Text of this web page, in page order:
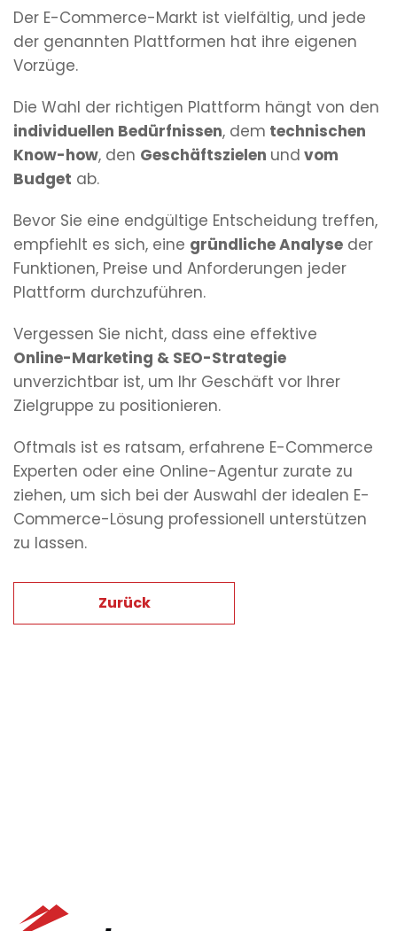
Der E-Commerce-Markt ist vielfältig, und jede
der genannten Plattformen hat ihre eigenen
Vorzüge.
Die Wahl der richtigen Plattform hängt von den
individuellen Bedürfnissen, dem technischen
Know-how, den Geschäftszielen und vom
Budget ab.
Bevor Sie eine endgültige Entscheidung treffen,
empfiehlt es sich, eine gründliche Analyse der
Funktionen, Preise und Anforderungen jeder
Plattform durchzuführen.
Vergessen Sie nicht, dass eine effektive
Online-Marketing & SEO-Strategie
unverzichtbar ist, um Ihr Geschäft vor Ihrer
Zielgruppe zu positionieren.
Oftmals ist es ratsam, erfahrene E-Commerce
Experten oder eine Online-Agentur zurate zu
ziehen, um sich bei der Auswahl der idealen E-
Commerce-Lösung professionell unterstützen
zu lassen.
Zurück